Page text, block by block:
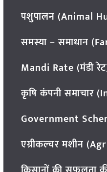
पशुपालन (Animal
समस्या – समाधान
Mandi Rate (मंडी
कृषि कंपनी समाचार
Government
एग्रीकल्चर मशीन